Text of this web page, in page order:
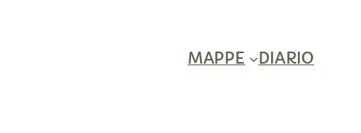
MAPPE DIARIO